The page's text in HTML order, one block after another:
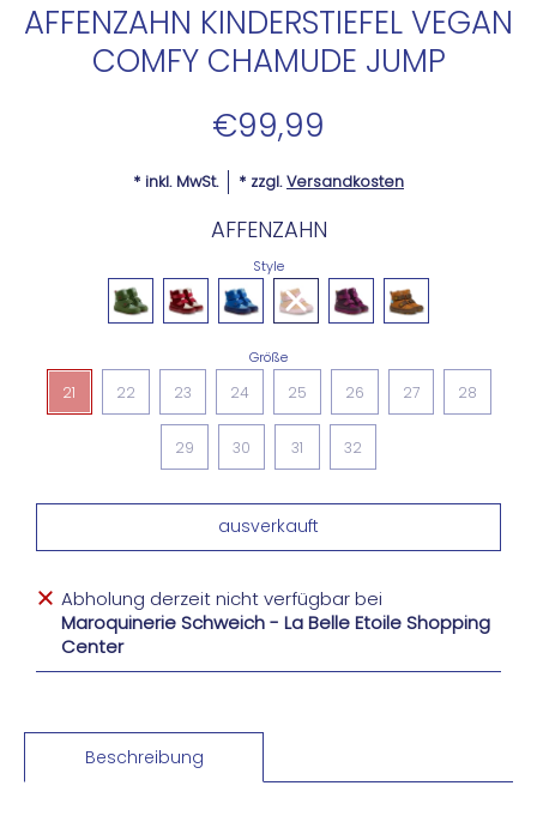
AFFENZAHN KINDERSTIEFEL VEGAN
COMFY CHAMUDE JUMP
€99,99
* inkl. MwSt. * zzgl.Versandkosten
AFFENZAHN
Style
Größe
21 22 23 24 25 26 27 28
29 30 31 32
Abholung derzeit nicht verfügbar bei
Maroquinerie Schweich - La Belle Etoile Shopping
Center
Beschreibung